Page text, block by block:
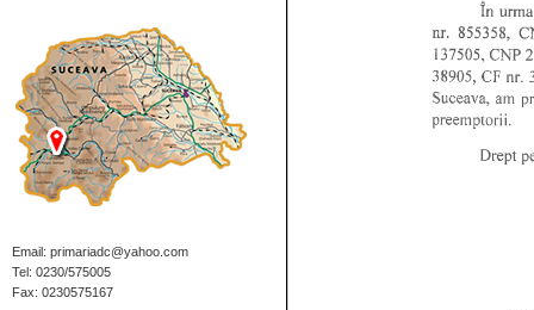
Email: primariadc@yahoo.com
Tel: 0230/575005
Fax: 0230575167